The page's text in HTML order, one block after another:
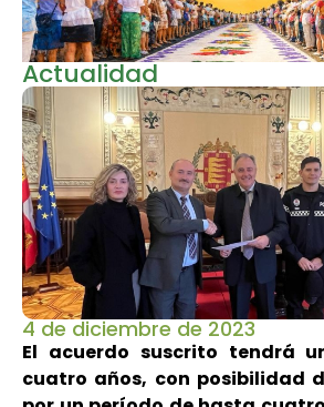
Actualidad
4 de diciembre de 2023
El acuerdo suscrito tendrá
cuatro años, con posibilidad